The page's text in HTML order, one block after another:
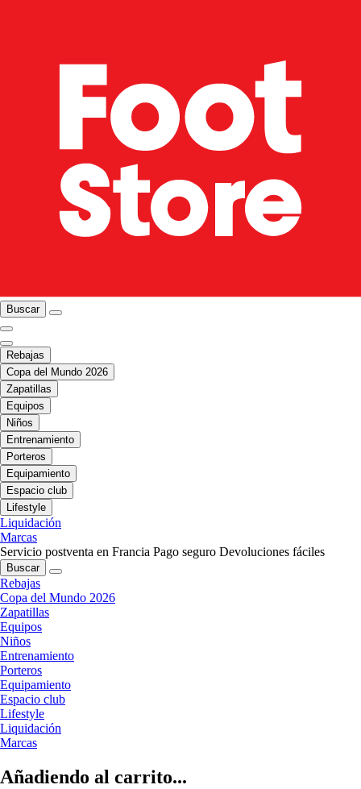
Buscar
Rebajas
Copa del Mundo 2026
Zapatillas
Equipos
Niños
Entrenamiento
Porteros
Equipamiento
Espacio club
Lifestyle
Liquidación
Marcas
Servicio postventa en Francia Pago seguro Devoluciones fáciles
Buscar
Rebajas
Copa del Mundo 2026
Zapatillas
Equipos
Niños
Entrenamiento
Porteros
Equipamiento
Espacio club
Lifestyle
Liquidación
Marcas
Añadiendo al carrito...